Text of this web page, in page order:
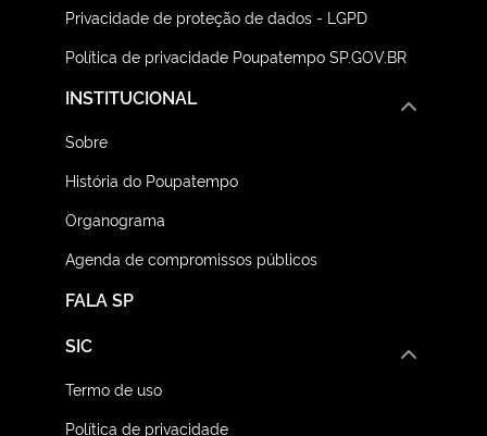
Privacidade de proteção de dados - LGPD
Política de privacidade Poupatempo SP.GOV.BR
FALA SP
INSTITUCIONAL
Sobre
História do Poupatempo
Organograma
Agenda de compromissos públicos
SIC
Termo de uso
Política de privacidade